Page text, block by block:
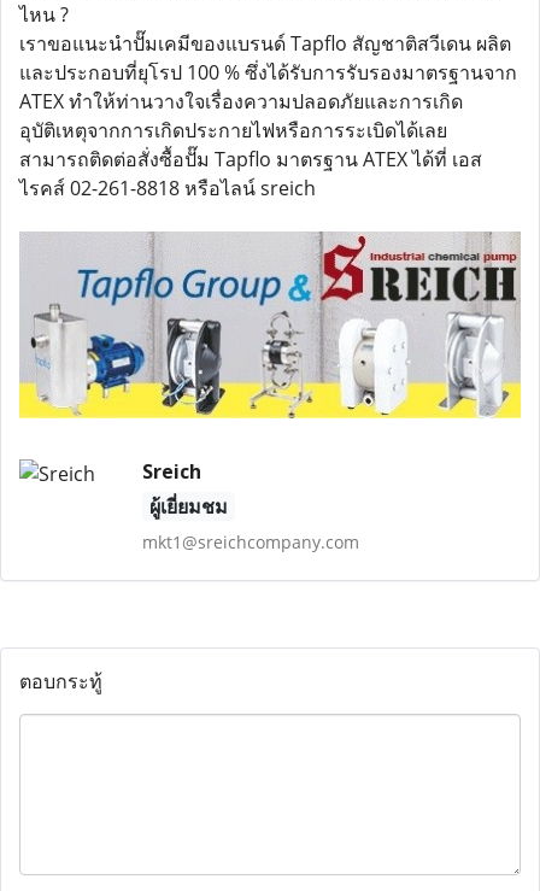
ไหน ?
เราขอแนะนำปั๊มเคมีของแบรนด์ Tapflo สัญชาติสวีเดน ผลิต
และประกอบที่ยุโรป 100 % ซึ่งได้รับการรับรองมาตรฐานจาก
ATEX ทำให้ท่านวางใจเรื่องความปลอดภัยและการเกิด
อุบัติเหตุจากการเกิดประกายไฟหรือการระเบิดได้เลย
สามารถติดต่อสั่งซื้อปั๊ม Tapflo มาตรฐาน ATEX ได้ที่ เอส
ไรคส์ 02-261-8818 หรือไลน์ sreich
Sreich
ผู้เยี่ยมชม
mkt1@sreichcompany.com
ตอบกระทู้